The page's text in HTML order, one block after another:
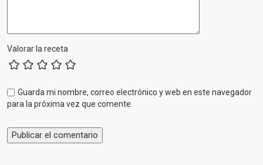
Valorar la receta
Guarda mi nombre, correo electrónico y web en este navegador
para la próxima vez que comente.